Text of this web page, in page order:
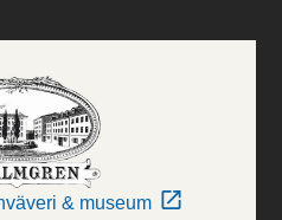
& museum